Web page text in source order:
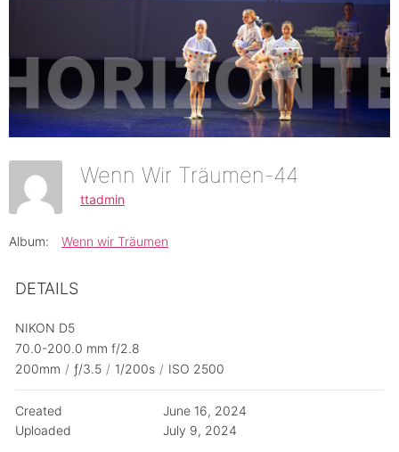
Wenn Wir Träumen-44
ttadmin
Album: Wenn wir Träumen
DETAILS
NIKON D5
70.0-200.0 mm f/2.8
200mm / ƒ/3.5 / 1/200s / ISO 2500
Created
June 16, 2024
Uploaded
July 9, 2024